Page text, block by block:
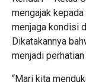
mengajak
menjaga kondisi
Dikatakannya
menjadi
“Mari kita